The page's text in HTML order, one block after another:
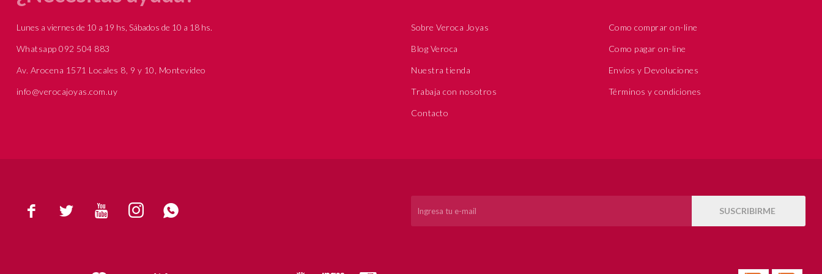
     SUSCRIBIRME
Lunes a viernes de 10 a 19 hs, Sábados de 10 a 18 hs.
Whatsapp 092 504 883
Av. Arocena 1571 Locales 8, 9 y 10, Montevideo
info@verocajoyas.com.uy
Sobre Veroca Joyas
Blog Veroca
Nuestra tienda
Trabaja con nosotros
Contacto
Como comprar on-line
Como pagar on-line
Envíos y Devoluciones
Términos y condiciones